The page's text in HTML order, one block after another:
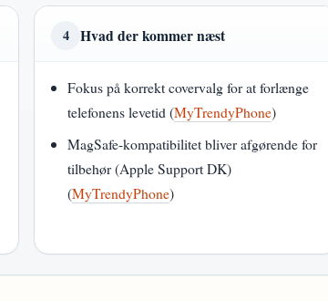
4 Hvad der kommer næst
Fokus på korrekt covervalg for at forlænge
telefonens levetid (MyTrendyPhone)
MagSafe-kompatibilitet bliver afgørende for
tilbehør (Apple Support DK)
(MyTrendyPhone)